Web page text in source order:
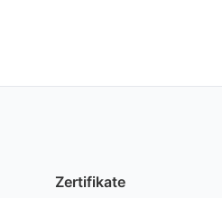
Zertifikate